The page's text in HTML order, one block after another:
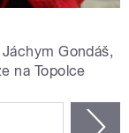
Gondáš,
na Topolce